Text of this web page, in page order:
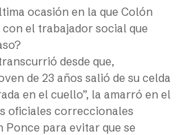
ocasión en la que Colón
el trabajador social que
desde que,
de 23 años salió de su celda
en el cuello”, la amarró en el
oficiales correccionales
para evitar que se